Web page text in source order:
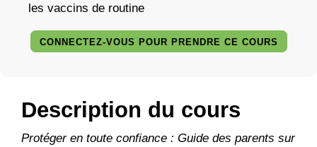
Description du cours
Protéger en toute confiance : Guide des parents sur
les vaccins de routine
CONNECTEZ-VOUS POUR PRENDRE CE COURS